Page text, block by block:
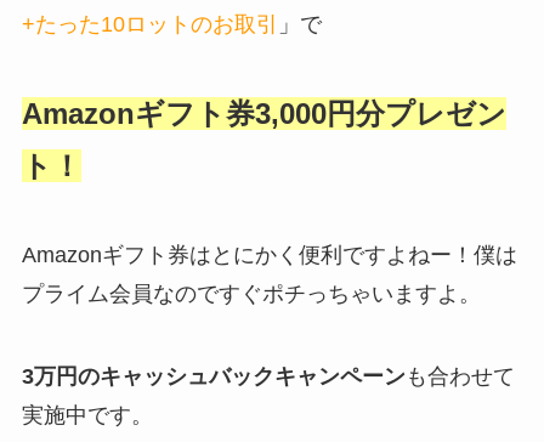
+たった10ロットのお取引
」で
Amazonギフト券3,000円分プレゼン
ト！
Amazonギフト券はとにかく便利ですよねー！僕は
プライム会員なのですぐポチっちゃいますよ。
3万円のキャッシュバックキャンペーンも合わせて
実施中です。